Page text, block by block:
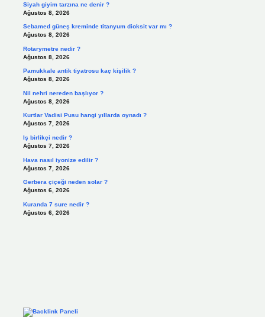
Siyah giyim tarzına ne denir ?
Ağustos 8, 2026
Sebamed güneş kreminde titanyum dioksit var mı ?
Ağustos 8, 2026
Rotarymetre nedir ?
Ağustos 8, 2026
Pamukkale antik tiyatrosu kaç kişilik ?
Ağustos 8, 2026
Nil nehri nereden başlıyor ?
Ağustos 8, 2026
Kurtlar Vadisi Pusu hangi yıllarda oynadı ?
Ağustos 7, 2026
Iş birlikçi nedir ?
Ağustos 7, 2026
Hava nasıl iyonize edilir ?
Ağustos 7, 2026
Gerbera çiçeği neden solar ?
Ağustos 6, 2026
Kuranda 7 sure nedir ?
Ağustos 6, 2026